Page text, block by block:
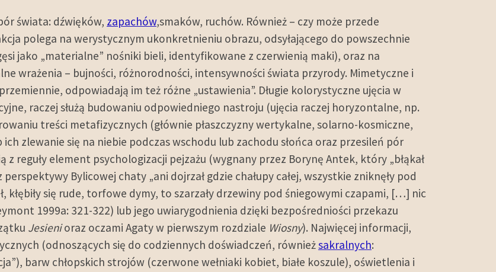
świata: dźwięków, zapachów,smaków, ruchów. Również – czy może przede
polega na werystycznym ukonkretnieniu obrazu, odsyłającego do powszechnie
jako „materialne” nośniki bieli, identyfikowane z czerwienią maki), oraz na
wrażenia – bujności, różnorodności, intensywności świata przyrody. Mimetyczne i
odpowiadają im też różne „ustawienia”. Długie kolorystyczne ujęcia w
raczej służą budowaniu odpowiedniego nastroju (ujęcia raczej horyzontalne, np.
treści metafizycznych (głównie płaszczyzny wertykalne, solarno-kosmiczne,
zlewanie się na niebie podczas wschodu lub zachodu słońca oraz przesileń pór
reguły element psychologizacji pejzażu (wygnany przez Borynę Antek, który „błąkał
Bylicowej chaty „ani dojrzał gdzie chałupy całej, wszystkie zniknęły pod
kłębiły się rude, torfowe dymy, to szarzały drzewiny pod śniegowymi czapami, […] nic
1999a: 321-322) lub jego uwiarygodnienia dzięki bezpośredniości przekazu
Jesienioraz oczami Agaty w pierwszym rozdziale Wiosny). Najwięcej informacji,
(odnoszących się do codziennych doświadczeń, równieżsakralnych:
barw chłopskich strojów (czerwone wełniaki kobiet, białe koszule), oświetlenia i